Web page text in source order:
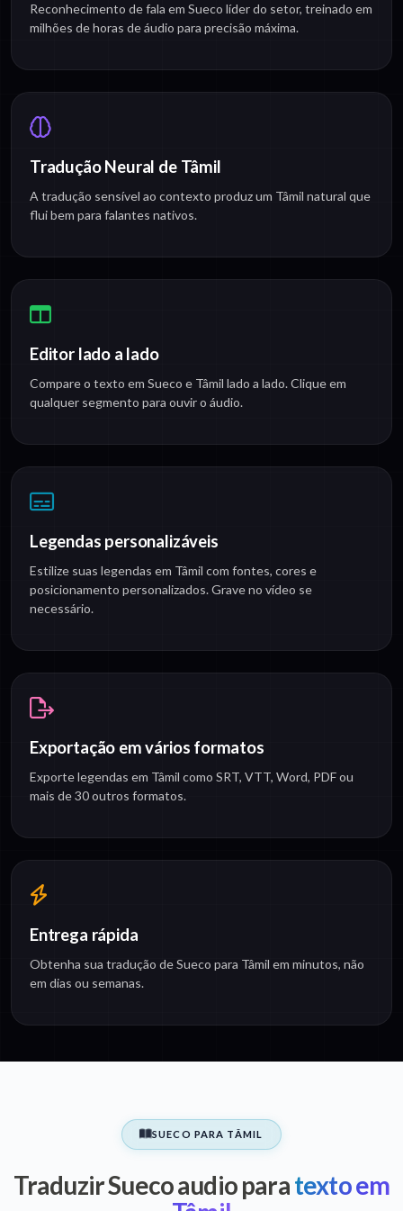
Reconhecimento de fala em Sueco líder do setor, treinado em
milhões de horas de áudio para precisão máxima.
Tradução Neural de Tâmil
A tradução sensível ao contexto produz um Tâmil natural que
flui bem para falantes nativos.
Editor lado a lado
Compare o texto em Sueco e Tâmil lado a lado. Clique em
qualquer segmento para ouvir o áudio.
Legendas personalizáveis
Estilize suas legendas em Tâmil com fontes, cores e
posicionamento personalizados. Grave no vídeo se
necessário.
Exportação em vários formatos
Exporte legendas em Tâmil como SRT, VTT, Word, PDF ou
mais de 30 outros formatos.
Entrega rápida
Obtenha sua tradução de Sueco para Tâmil em minutos, não
em dias ou semanas.
SUECO PARA TÂMIL
Traduzir Sueco audio paratexto em